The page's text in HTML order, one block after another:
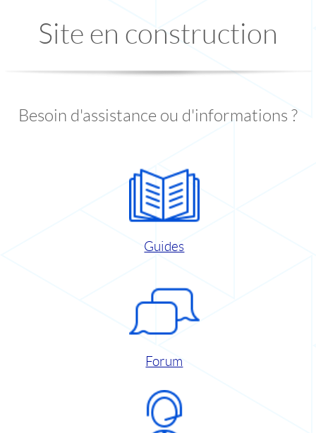
Site en construction
Besoin d'assistance ou d'informations ?
Guides
Forum